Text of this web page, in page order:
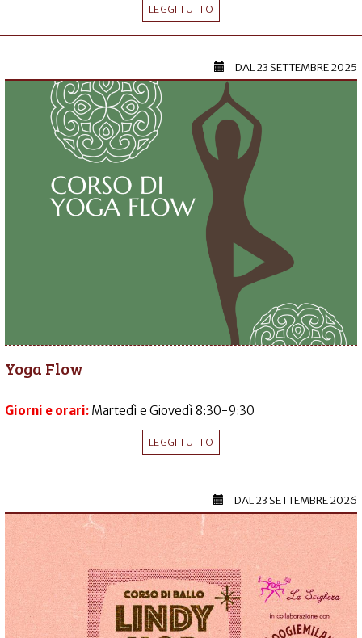
LEGGI TUTTO
DAL23 SETTEMBRE 2025
Yoga Flow
Giorni e orari: Martedì e Giovedì 8:30-9:30
LEGGI TUTTO
DAL23 SETTEMBRE 2026